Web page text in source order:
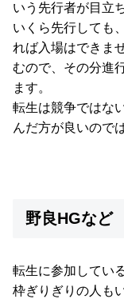
いう先行者が目立
いくら先行しても
れば入場はできま
むので、その分進
ます。
転生は競争ではな
んだ方が良いので
野良HGなど
転生に参加してい
枠ぎりぎりの人も